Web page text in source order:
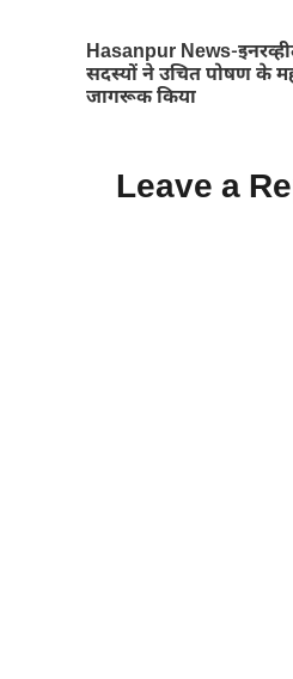
Hasanpur News-
सदस्यों ने उचित पोषण के
जागरूक किया
Leave a